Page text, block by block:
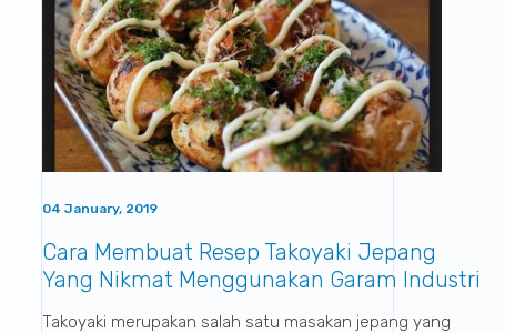
04 January, 2019
Cara Membuat Resep Takoyaki Jepang
Yang Nikmat Menggunakan Garam Industri
Takoyaki merupakan salah satu masakan jepang yang